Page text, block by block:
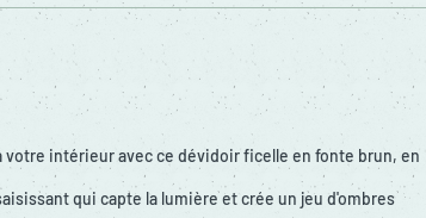
intérieur avec ce dévidoir ficelle en fonte brun, en
qui capte la lumière et crée un jeu d'ombres